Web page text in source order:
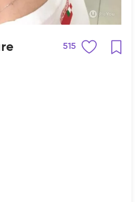
515